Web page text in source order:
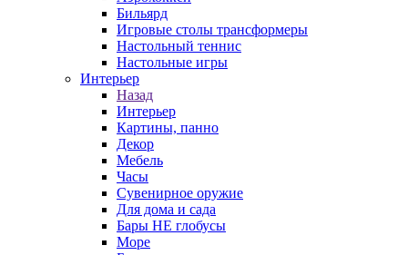
Бильярд
Игровые столы трансформеры
Настольный теннис
Настольные игры
Интерьер
Назад
Интерьер
Картины, панно
Декор
Мебель
Часы
Сувенирное оружие
Для дома и сада
Бары НЕ глобусы
Море